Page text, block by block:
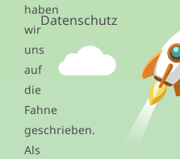
haben
wir
uns
auf
die
Fahne
geschrieben.
Als
Datenschutz